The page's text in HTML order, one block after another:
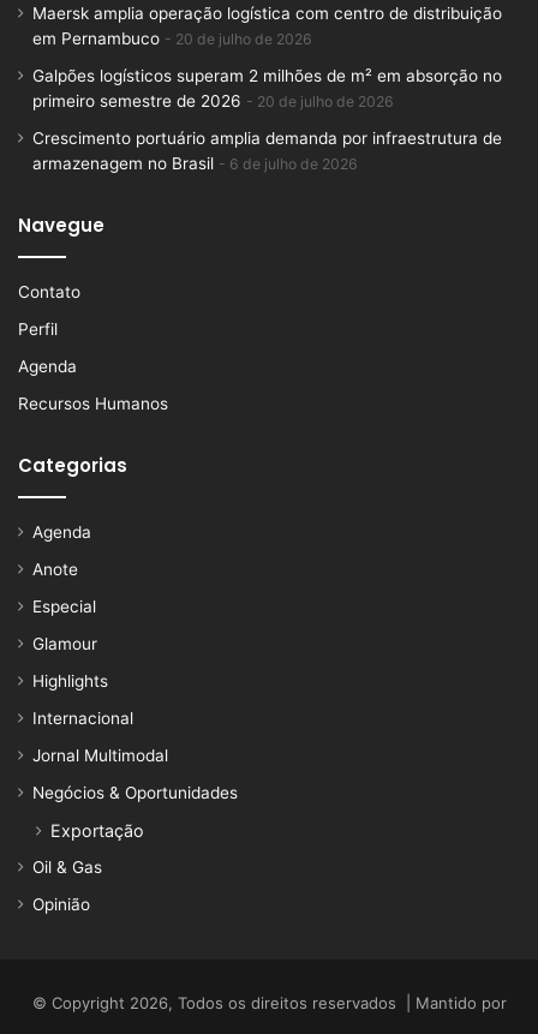
Maersk amplia operação logística com centro de distribuição
em Pernambuco
20 de julho de 2026
Galpões logísticos superam 2 milhões de m² em absorção no
primeiro semestre de 2026
20 de julho de 2026
Crescimento portuário amplia demanda por infraestrutura de
armazenagem no Brasil
6 de julho de 2026
Navegue
Contato
Perfil
Agenda
Recursos Humanos
Categorias
Agenda
Anote
Especial
Glamour
Highlights
Internacional
Jornal Multimodal
Negócios & Oportunidades
Exportação
Oil & Gas
Opinião
© Copyright 2026, Todos os direitos reservados | Mantido por